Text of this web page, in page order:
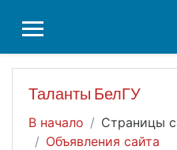
Перейти к основному
БОКОВАЯ ПАНЕЛЬ
Таланты БелГУ
В начало
Страницы
Объявления сайта